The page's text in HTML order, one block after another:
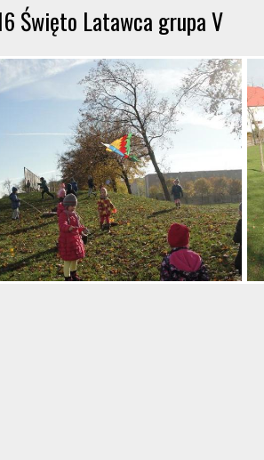
Święto Latawca grupa V